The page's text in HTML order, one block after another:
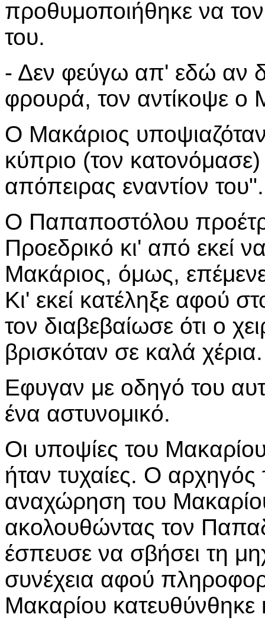
προθυμοποιήθηκε να
του.
- Δεν φεύγω απ' εδώ αν
φρουρά, τον αντίκοψε ο
Ο Μακάριος
κύπριο (τον
απόπειρας εναντίον του".
Ο Παπαποστόλου
Προεδρικό κι' από εκεί
Μακάριος, όμως,
Κι' εκεί κατέληξε αφού
τον διαβεβαίωσε ότι ο
βρισκόταν σε καλά χέρια.
Εφυγαν με οδηγό του
ένα αστυνομικό.
Οι υποψίες του
ήταν τυχαίες. Ο
αναχώρηση του
ακολουθώντας τον
έσπευσε να σβήσει τη
συνέχεια αφού
Μακαρίου κατευθύνθηκε